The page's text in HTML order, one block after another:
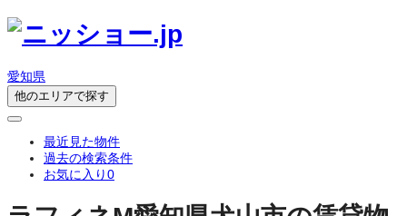
愛知県
他のエリアで探す
最近見た物件
過去の検索条件
お気に入り0